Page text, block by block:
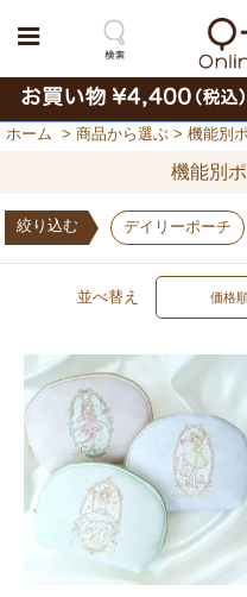
ホーム > 商品から選ぶ > 機能別
機能別
絞り込む デイリーポーチ
並べ替え 価格